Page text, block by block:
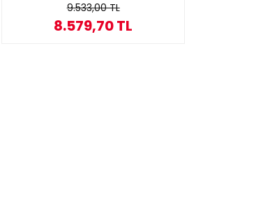
9.533,00 TL
8.579,70 TL